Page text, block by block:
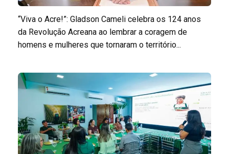
“Viva o Acre!”: Gladson Cameli celebra os 124 anos
da Revolução Acreana ao lembrar a coragem de
homens e mulheres que tornaram o território...